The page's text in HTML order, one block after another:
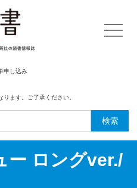
申し込み
ます。ご了承ください。
検索
ー ロングver./